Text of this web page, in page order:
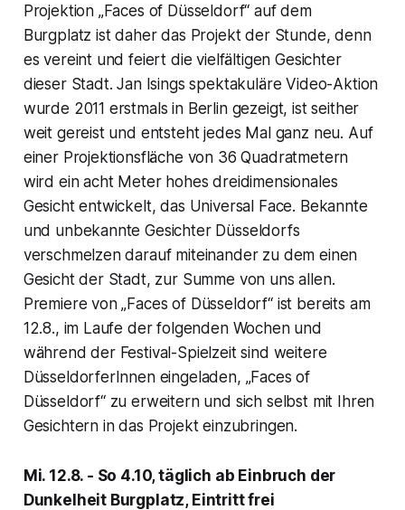
Projektion „Faces of Düsseldorf“ auf dem
Burgplatz ist daher das Projekt der Stunde, denn
es vereint und feiert die vielfältigen Gesichter
dieser Stadt. Jan Isings spektakuläre Video-Aktion
wurde 2011 erstmals in Berlin gezeigt, ist seither
weit gereist und entsteht jedes Mal ganz neu. Auf
einer Projektionsfläche von 36 Quadratmetern
wird ein acht Meter hohes dreidimensionales
Gesicht entwickelt, das Universal Face. Bekannte
und unbekannte Gesichter Düsseldorfs
verschmelzen darauf miteinander zu dem einen
Gesicht der Stadt, zur Summe von uns allen.
Premiere von „Faces of Düsseldorf“ ist bereits am
12.8., im Laufe der folgenden Wochen und
während der Festival-Spielzeit sind weitere
DüsseldorferInnen eingeladen, „Faces of
Düsseldorf“ zu erweitern und sich selbst mit Ihren
Gesichtern in das Projekt einzubringen.
Mi. 12.8. - So 4.10, täglich ab Einbruch der
Dunkelheit Burgplatz, Eintritt frei